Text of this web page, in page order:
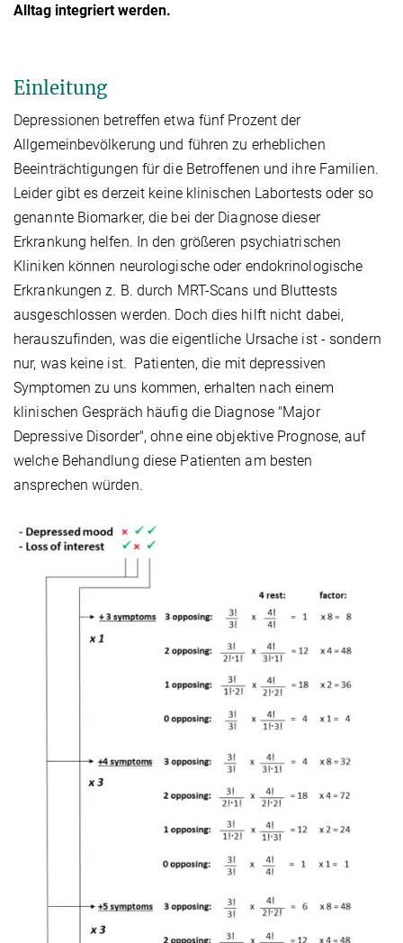
Alltag integriert werden.
Einleitung
Depressionen betreffen etwa fünf Prozent der
Allgemeinbevölkerung und führen zu erheblichen
Beeinträchtigungen für die Betroffenen und ihre Familien.
Leider gibt es derzeit keine klinischen Labortests oder so
genannte Biomarker, die bei der Diagnose dieser
Erkrankung helfen. In den größeren psychiatrischen
Kliniken können neurologische oder endokrinologische
Erkrankungen z. B. durch MRT-Scans und Bluttests
ausgeschlossen werden. Doch dies hilft nicht dabei,
herauszufinden, was die eigentliche Ursache ist - sondern
nur, was keine ist. Patienten, die mit depressiven
Symptomen zu uns kommen, erhalten nach einem
klinischen Gespräch häufig die Diagnose "Major
Depressive Disorder", ohne eine objektive Prognose, auf
welche Behandlung diese Patienten am besten
ansprechen würden.